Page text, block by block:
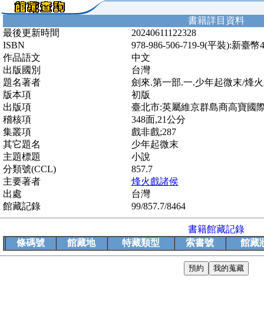
書籍詳目資料
最後更新時間
20240611122328
ISBN
978-986-506-719-9(平裝):新臺幣
作品語文
中文
出版國別
台灣
題名著者
劍來.第一部.一.少年起微末/烽
版本項
初版
出版項
臺北市:英屬維京群島商高寶國
稽核項
348面,21公分
集叢項
戲非戲;287
其它題名
少年起微末
主題標題
小說
分類號(CCL)
857.7
主要著者
烽火戲諸侯
出處
台灣
館藏記錄
99/857.7/8464
書籍館藏記錄
條碼號
館藏地 特藏類型 索書號 館藏